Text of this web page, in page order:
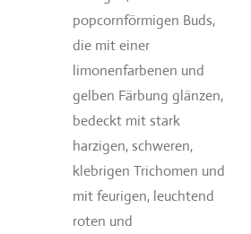
popcornförmigen Buds,
die mit einer
limonenfarbenen und
gelben Färbung glänzen,
bedeckt mit stark
harzigen, schweren,
klebrigen Trichomen und
mit feurigen, leuchtend
roten und